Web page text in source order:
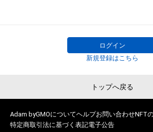
ログイン
新規登録はこちら
トップへ戻る
Adam byGMOについてヘルプお問い合わせNFTの
特定商取引法に基づく表記電子公告